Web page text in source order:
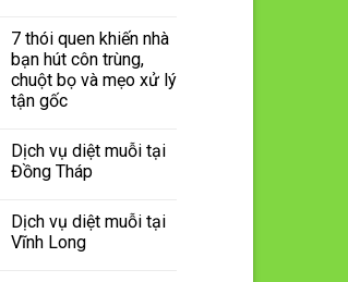
7 thói quen khiến nhà
bạn hút côn trùng,
chuột bọ và mẹo xử lý
tận gốc
Dịch vụ diệt muỗi tại
Đồng Tháp
Dịch vụ diệt muỗi tại
Vĩnh Long